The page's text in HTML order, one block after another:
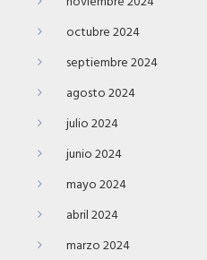
octubre 2024
septiembre 2024
agosto 2024
julio 2024
junio 2024
mayo 2024
abril 2024
marzo 2024